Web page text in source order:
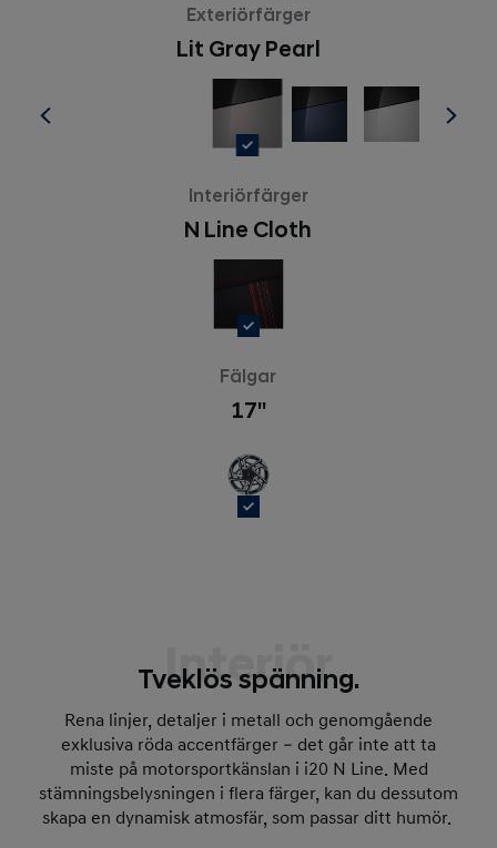
Exteriörfärger
Lit Gray Pearl
Interiörfärger
N Line Cloth
Fälgar
17''
Interiör
Tveklös spänning.
Rena linjer, detaljer i metall och genomgående
exklusiva röda accentfärger – det går inte att ta
miste på motorsportkänslan i i20 N Line. Med
stämningsbelysningen i flera färger, kan du dessutom
skapa en dynamisk atmosfär, som passar ditt humör.